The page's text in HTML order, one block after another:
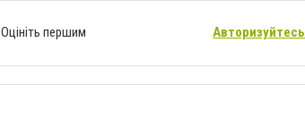
Оцініть першим Авторизуйтесь